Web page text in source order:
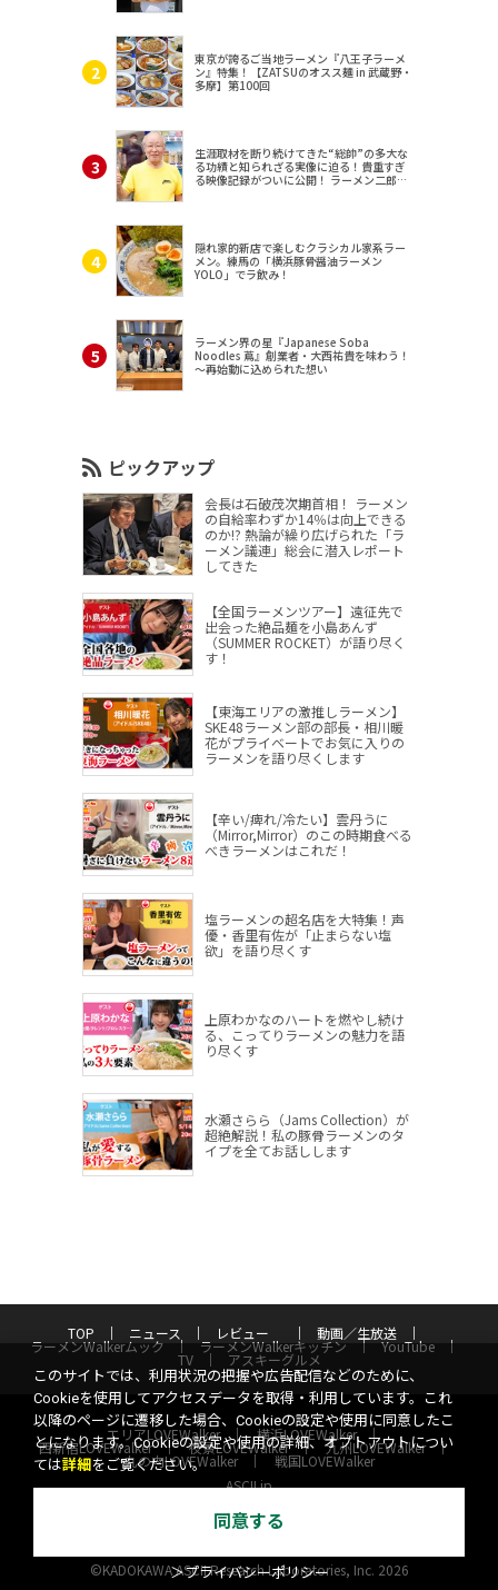
東京が誇るご当地ラーメン『八王子ラーメ
ン』特集！【ZATSUのオスス麺 in 武蔵野・
多摩】第100回
生涯取材を断り続けてきた“総帥”の多大な
る功績と知られざる実像に迫る！貴重すぎ
る映像記録がついに公開！ ラーメン二郎
隠れ家的新店で楽しむクラシカル家系ラー
メン。練馬の「横浜豚骨醤油ラーメン
YOLO」でラ飲み！
ラーメン界の星『Japanese Soba
Noodles 蔦』創業者・大西祐貴を味わう！
～再始動に込められた想い
ピックアップ
会長は石破茂次期首相！ ラーメン
の自給率わずか14％は向上できる
のか!? 熱論が繰り広げられた「ラ
ーメン議連」総会に潜入レポート
してきた
【全国ラーメンツアー】遠征先で
出会った絶品麺を小島あんず
（SUMMER ROCKET）が語り尽く
す！
【東海エリアの激推しラーメン】
SKE48ラーメン部の部長・相川暖
花がプライベートでお気に入りの
ラーメンを語り尽くします
【辛い/痺れ/冷たい】雲丹うに
（Mirror,Mirror）のこの時期食べる
べきラーメンはこれだ！
塩ラーメンの超名店を大特集！声
優・香里有佐が「止まらない塩
欲」を語り尽くす
上原わかなのハートを燃やし続け
る、こってりラーメンの魅力を語
り尽くす
水瀬さらら（Jams Collection）が
超絶解説！私の豚骨ラーメンのタ
イプを全てお話しします
TOP ニュース レビュー 動画／生放送
ラーメンWalkerムック ラーメンWalkerキッチン YouTube
TV アスキーグルメ
エリアLOVEWalker 横浜LOVEWalker
西新宿LOVEWalker 夜景LOVEWalker 九州LOVEWalker
丸の内LOVEWalker
戦国LOVEWalker
ASCII.jp
プライバシーポリシー
お問い合わせ
©KADOKAWA ASCII Research Laboratories, Inc. 2026
このサイトでは、利用状況の把握や広告配信などのために、
Cookieを使用してアクセスデータを取得・利用しています。これ
以降のページに遷移した場合、Cookieの設定や使用に同意したこ
とになります。Cookieの設定や使用の詳細、オプトアウトについ
ては詳細 をご覧ください。
同意する
＞プライバシーポリシー